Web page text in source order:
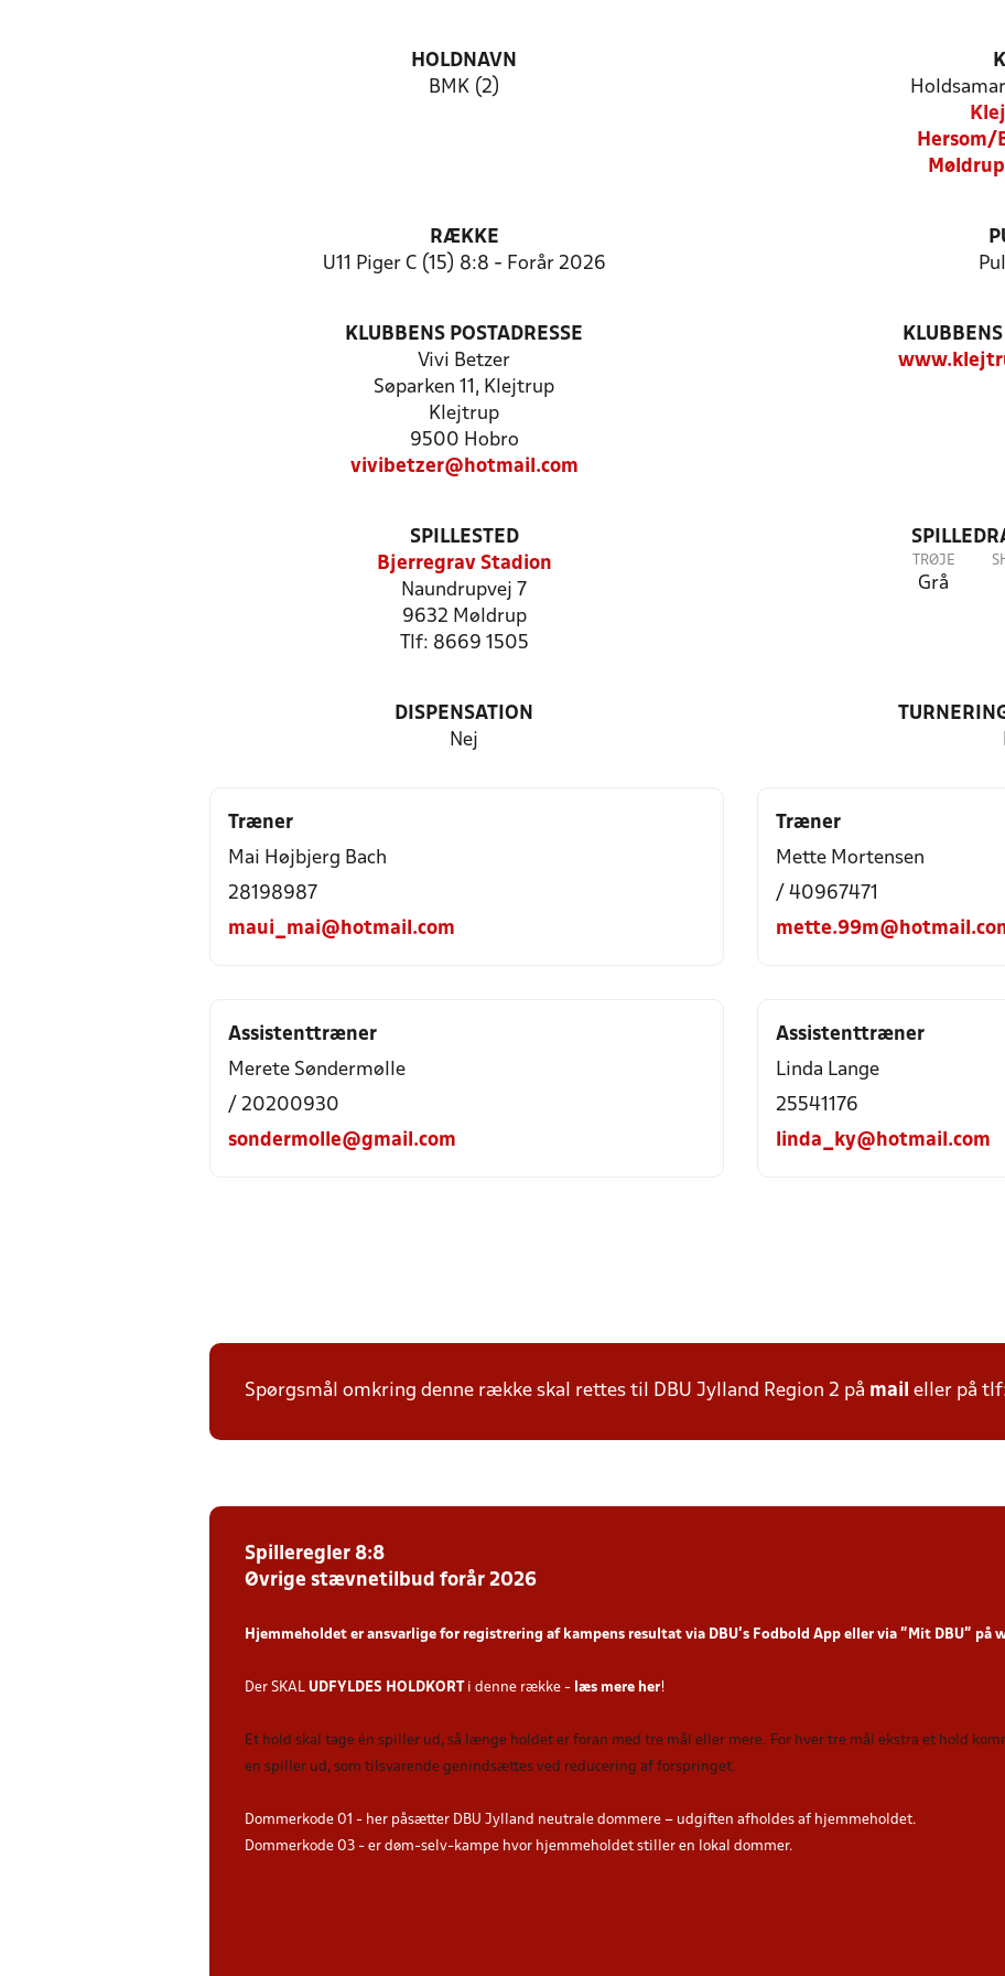
HOLDNAVN
BMK (2)
Hersom/
RÆKKE
U11 Piger C (15) 8:8 - Forår 2026
KLUBBENS POSTADRESSE
Vivi Betzer
Søparken 11, Klejtrup
Klejtrup
9500 Hobro
vivibetzer@hotmail.com
SPILLESTED
Bjerregrav Stadion
Naundrupvej 7
9632 Møldrup
Tlf: 8669 1505
TRØJE
Grå
DISPENSATION
Nej
Træner
Mai Højbjerg Bach
28198987
maui_mai@hotmail.com
Træner
Mette Mortensen
/ 40967471
Assistenttræner
Merete Søndermølle
/ 20200930
sondermolle@gmail.com
Assistenttræner
Linda Lange
25541176
linda_ky@hotmail.com
Spørgsmål omkring denne række skal rettes til DBU Jylland Region 2 på mail eller på
Spilleregler 8:8
Øvrige stævnetilbud forår 2026
Hjemmeholdet er ansvarlige for registrering af kampens resultat via DBU’s Fodbold App eller via ”Mit DBU” på
Der SKAL UDFYLDES HOLDKORTi denne række - læs mere her!
Et hold skal tage én spiller ud, så længe holdet er foran med tre mål eller mere. For hver tre mål ekstra et hold
en spiller ud, som tilsvarende genindsættes ved reducering af forspringet.
Dommerkode 01 - her påsætter DBU Jylland neutrale dommere – udgiften afholdes af hjemmeholdet.
Dommerkode 03 - er døm-selv-kampe hvor hjemmeholdet stiller en lokal dommer.